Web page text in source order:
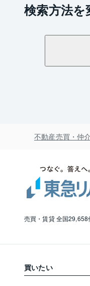
検索方法を
不動産売買・仲
売買・賃貸 全国29,658
買いたい